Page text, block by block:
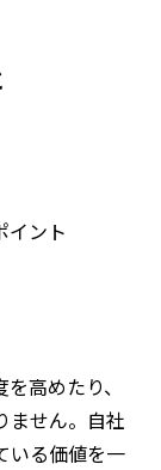
イント
高めたり、
ません。自社
いる価値を一